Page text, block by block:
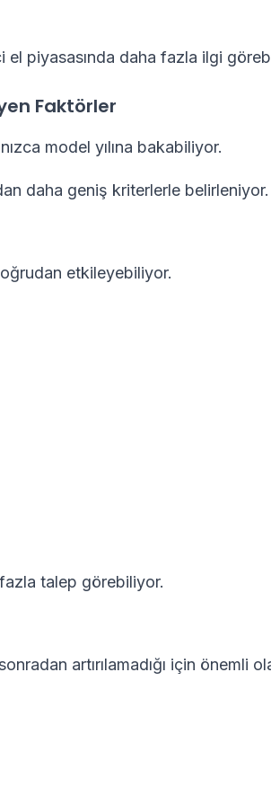
piyasasında daha fazla ilgi
Faktörler
model yılına bakabiliyor.
daha geniş kriterlerle belirleniyor.
etkileyebiliyor.
talep görebiliyor.
artırılamadığı için önemli